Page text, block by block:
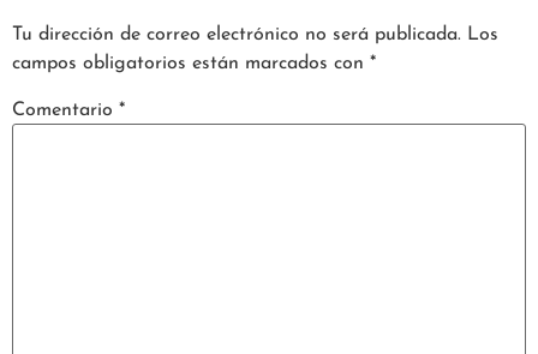
Tu dirección de correo electrónico no será publicada. Los
campos obligatorios están marcados con *
Comentario *